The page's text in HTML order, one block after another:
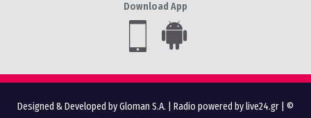
Download App
Designed & Developed by Gloman S.A. Radio powered by live24.gr | ©